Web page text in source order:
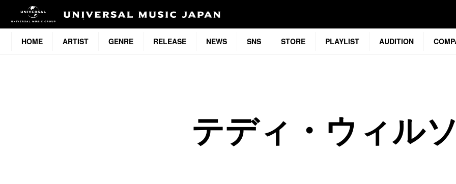
HOME ARTIST GENRE RELEASE NEWS SNS STORE PLAYLIST AUDITION
テディ・ウィル